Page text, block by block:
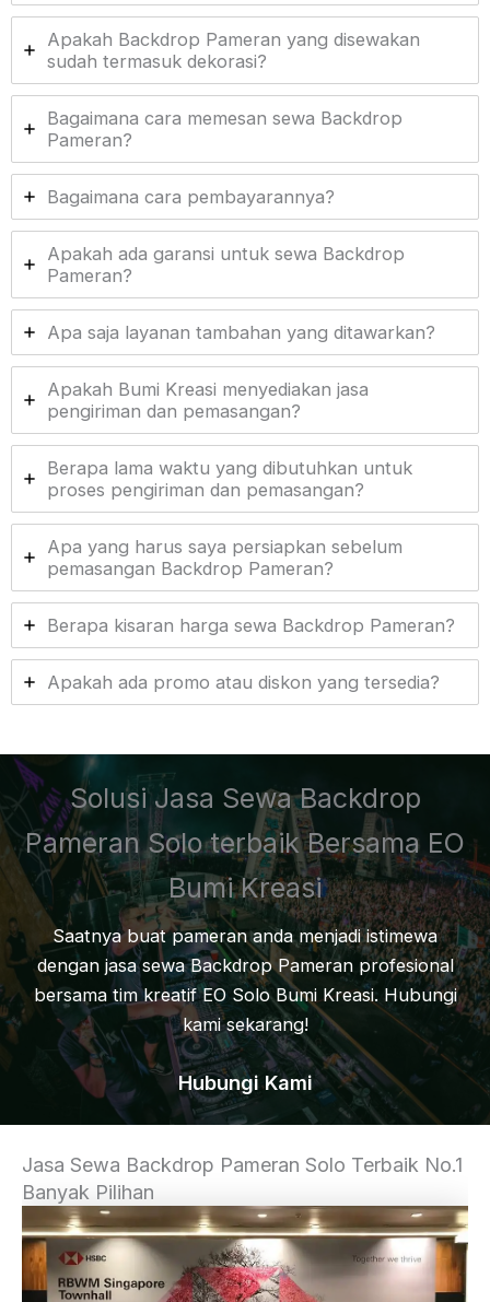
Apakah Backdrop Pameran yang disewakan
sudah termasuk dekorasi?
Bagaimana cara memesan sewa Backdrop
Pameran?
Bagaimana cara pembayarannya?
Apakah ada garansi untuk sewa Backdrop
Pameran?
Apa saja layanan tambahan yang ditawarkan?
Apakah Bumi Kreasi menyediakan jasa
pengiriman dan pemasangan?
Berapa lama waktu yang dibutuhkan untuk
proses pengiriman dan pemasangan?
Apa yang harus saya persiapkan sebelum
pemasangan Backdrop Pameran?
Berapa kisaran harga sewa Backdrop Pameran?
Apakah ada promo atau diskon yang tersedia?
Solusi Jasa Sewa Backdrop
Pameran Solo terbaik Bersama EO
Bumi Kreasi
Saatnya buat pameran anda menjadi istimewa
dengan jasa sewa Backdrop Pameran profesional
bersama tim kreatif EO Solo Bumi Kreasi. Hubungi
kami sekarang!
Hubungi Kami
Jasa Sewa Backdrop Pameran Solo Terbaik No.1
Banyak Pilihan